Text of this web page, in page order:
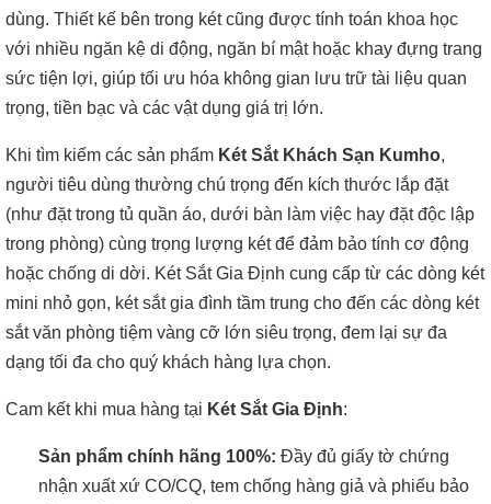
dùng. Thiết kế bên trong két cũng được tính toán khoa học
với nhiều ngăn kệ di động, ngăn bí mật hoặc khay đựng trang
sức tiện lợi, giúp tối ưu hóa không gian lưu trữ tài liệu quan
trọng, tiền bạc và các vật dụng giá trị lớn.
Khi tìm kiếm các sản phẩm Két Sắt Khách Sạn Kumho,
người tiêu dùng thường chú trọng đến kích thước lắp đặt
(như đặt trong tủ quần áo, dưới bàn làm việc hay đặt độc lập
trong phòng) cùng trọng lượng két để đảm bảo tính cơ động
hoặc chống di dời. Két Sắt Gia Định cung cấp từ các dòng két
mini nhỏ gọn, két sắt gia đình tầm trung cho đến các dòng két
sắt văn phòng tiệm vàng cỡ lớn siêu trọng, đem lại sự đa
dạng tối đa cho quý khách hàng lựa chọn.
Cam kết khi mua hàng tại Két Sắt Gia Định:
Sản phẩm chính hãng 100%: Đầy đủ giấy tờ chứng
nhận xuất xứ CO/CQ, tem chống hàng giả và phiếu bảo